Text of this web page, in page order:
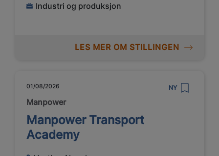
Industri og produksjon
LES MER OM STILLINGEN
01/08/2026 NY
Manpower
Manpower Transport
Academy